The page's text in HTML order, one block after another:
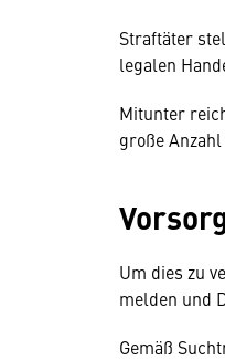
Straftäter
legalen
Mitunter
große
Um dies zu
melden und
Gemäß